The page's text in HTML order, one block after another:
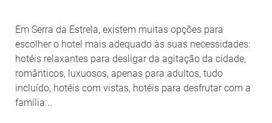
Em Serra da Estrela, existem muitas opções para
escolher o hotel mais adequado às suas necessidades:
hotéis relaxantes para desligar da agitação da cidade,
românticos, luxuosos, apenas para adultos, tudo
incluído, hotéis com vistas, hotéis para desfrutar com a
família...